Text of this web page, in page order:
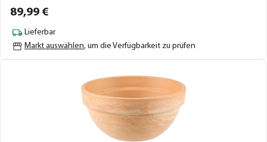
89,99 €
Lieferbar
Markt auswählen, um die Verfügbarkeit zu prüfen